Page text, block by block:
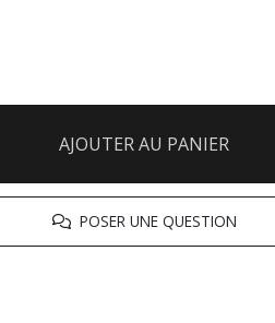
AJOUTER AU PANIER
POSER UNE QUESTION